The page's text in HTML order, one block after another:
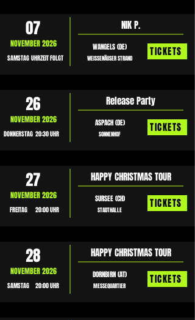
07
SAMSTAG UHRZEIT FOLGT
NOVEMBER 2026 WANGELS (DE)
WEISSENÄUSER STRAND
NIK P.
TICKETS
26
DONNERSTAG 20:30 UHR
NOVEMBER 2026 ASPACH (DE)
SONNENHOF
Release Party
TICKETS
27
FREITAG 20:00 UHR
NOVEMBER 2026 SURSEE (CH)
STADTHALLE
HAPPY CHRISTMAS TOUR
TICKETS
28
SAMSTAG 20:00 UHR
NOVEMBER 2026 DORNBIRN (AT)
MESSEQUARTIER
HAPPY CHRISTMAS TOUR
TICKETS